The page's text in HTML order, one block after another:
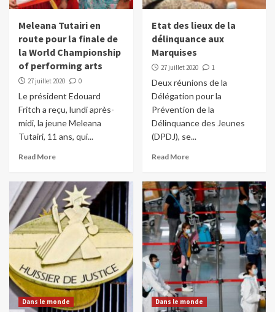
Meleana Tutairi en
route pour la finale de
la World Championship
of performing arts
27 juillet 2020 0
Le président Edouard
Fritch a reçu, lundi après-
midi, la jeune Meleana
Tutairi, 11 ans, qui...
Read More
Etat des lieux de la
délinquance aux
Marquises
27 juillet 2020 1
Deux réunions de la
Délégation pour la
Prévention de la
Délinquance des Jeunes
(DPDJ), se...
Read More
Dans le monde Dans le monde